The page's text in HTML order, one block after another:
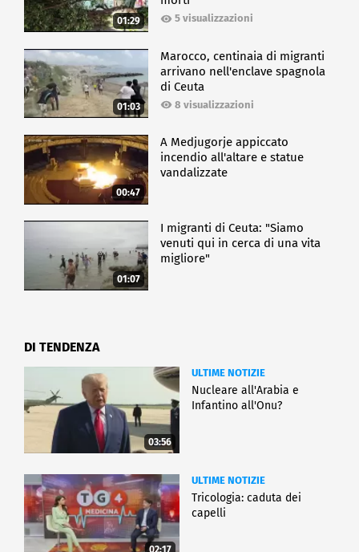
01:29 5 visualizzazioni
01:03
Marocco, centinaia di migranti
arrivano nell'enclave spagnola
di Ceuta
8 visualizzazioni
00:47
A Medjugorje appiccato
incendio all'altare e statue
vandalizzate
01:07
I migranti di Ceuta: "Siamo
venuti qui in cerca di una vita
migliore"
DI TENDENZA
03:56
ULTIME NOTIZIE
Nucleare all'Arabia e
Infantino all'Onu?
02:17
ULTIME NOTIZIE
Tricologia: caduta dei
capelli